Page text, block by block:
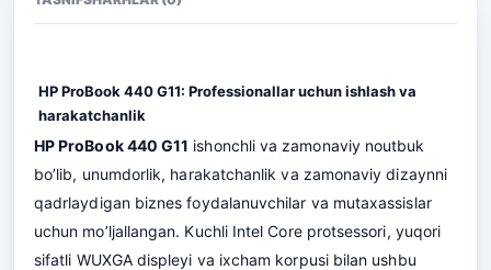
HP ProBook 440 G11: Professionallar uchun ishlash va
harakatchanlik
HP ProBook 440 G11 ishonchli va zamonaviy noutbuk
bo’lib, unumdorlik, harakatchanlik va zamonaviy dizaynni
qadrlaydigan biznes foydalanuvchilar va mutaxassislar
uchun mo’ljallangan. Kuchli Intel Core protsessori, yuqori
sifatli WUXGA displeyi va ixcham korpusi bilan ushbu